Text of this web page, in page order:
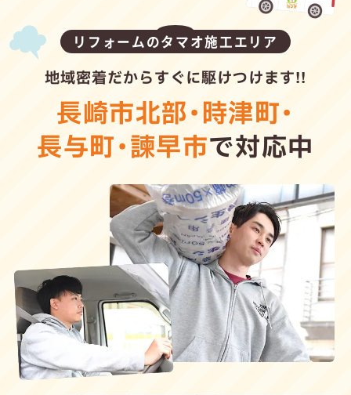
リフォームのタマオ施工エリア
地域密着だからすぐに駆けつけます!!
長崎市北部・時津町・
長与町・諫早市で対応中